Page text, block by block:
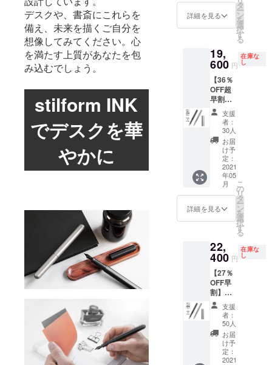
デスクや、書斎にこれらを
備え、未来を描くご自分を
想像してみてください。心
を満たす上質があなたを包
み込むでしょう。
stilform INK
でデスクを華
やかに
る場合
があり
販売予
定価格
ござい
ます。
※ご注文
状況、
使用部
材の供
給状
況、製
造工程
上の都
合等に
より出
荷時期
が遅れ
る場合
ます。
けま
す。 ※
類から
お選び
いただ
けま
す。 ※
皆様の
応援購
入によ
り量産
効率が
向上し
た場
合、正
規販売
価格が
販売予
定価格
ござい
ます。
※ご注文
状況、
使用部
材の供
給状
況、製
造工程
上の都
合等に
より出
ン先）×
１ （販
売予定
価格
円の
24％OF
F） ※こ
ちらは
リター
ンのオ
プショ
ン商品
のた
め、本
体をご
購入の
方のみ
ご購入
いただ
けま
す。 ※
類から
お選び
いただ
けま
す。 ※
皆様の
応援購
入によ
り量産
効率が
向上し
た場
合、正
詳細を見る
タ
ー
ン
を
選
択
す
る
19,
600 円
在庫な
し
【36％
OFF超
早割】
stilform
INK
Titaniu
m（チ
タン万
年筆）
stilform
INK
Titaniu
m（万
年筆：
チタ
ン）×１
予定価
格
30,800
円の
36％OF
F）
※stilfor
m INK
Titaniu
m（万
年筆：
チタ
ン）の
支援
者：
30人
お届
け予
定：
2021
年05
月
詳細を見る
こ
の
リ
タ
ー
ン
を
選
択
す
る
22,
400 円
在庫な
し
【27％
OFF早
割】
stilform
INK
Titaniu
m（チ
タン万
年筆）
stilform
支援
者：
50人
お届
け予
定：
2021